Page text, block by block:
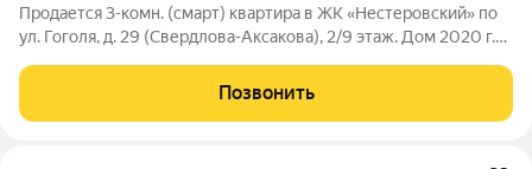
Продается 3-комн. (смарт) квартира в ЖК «Нестеровский» по
ул. Гоголя, д. 29 (Свердлова-Аксакова), 2/9 этаж. Дом 2020 г.п.
планировка, большая кухня-столовая, изолированные
комнаты, лоджия. Дом
Позвонить